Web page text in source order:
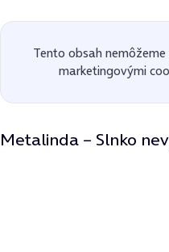
Tento obsah
marketingovými
Metalinda – Slnko